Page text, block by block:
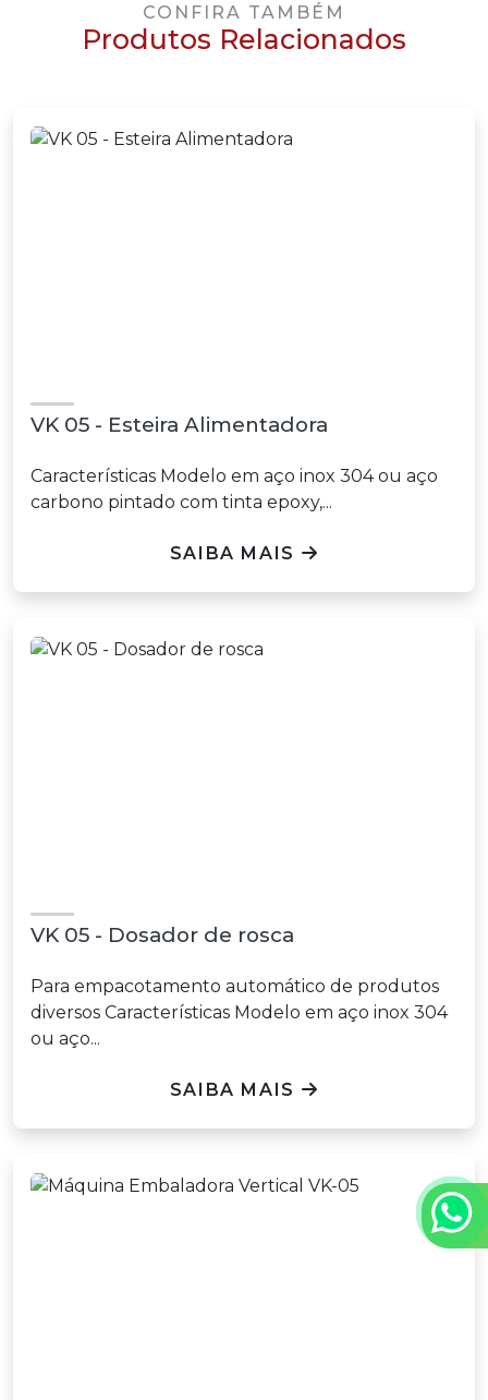
CONFIRA TAMBÉM
Produtos Relacionados
VK 05 - Esteira Alimentadora
Características Modelo em aço inox 304 ou aço
carbono pintado com tinta epoxy,...
SAIBA MAIS
VK 05 - Dosador de rosca
Para empacotamento automático de produtos
diversos Características Modelo em aço inox 304
ou aço...
SAIBA MAIS